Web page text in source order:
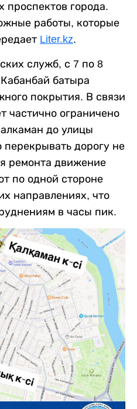
проспектов города.
работы, которые
Liter.kz.
служб, с 7 по 8
батыра
покрытия. В связи
частично ограничено
до улицы
дорогу не
ремонта движение
по одной стороне
направлениях, что
в часы пик.